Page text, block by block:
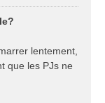
lentement,
que les PJs ne